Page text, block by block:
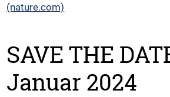
(nature.com)
SAVE THE
Januar 2024